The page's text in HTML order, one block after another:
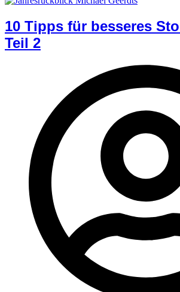
10 Tipps für besseres
Teil 2